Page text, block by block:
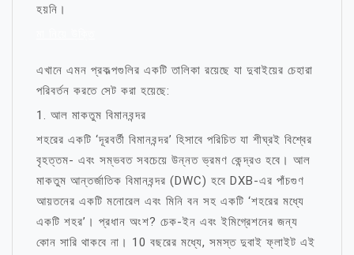
হয়নি।
এখানে এমন প্রকল্পগুলির একটি তালিকা রয়েছে যা দুবাইয়ের চেহারা
পরিবর্তন করতে সেট করা হয়েছে:
1. আল মাকতুম বিমানবন্দর
শহরের একটি ‘দূরবর্তী বিমানবন্দর’ হিসাবে পরিচিত যা শীঘ্রই বিশ্বের
বৃহত্তম- এবং সম্ভবত সবচেয়ে উন্নত ভ্রমণ কেন্দ্রও হবে। আল
মাকতুম আন্তর্জাতিক বিমানবন্দর (DWC) হবে DXB-এর পাঁচগুণ
আয়তনের একটি মনোরেল এবং মিনি বন সহ একটি ‘শহরের মধ্যে
একটি শহর’। প্রধান অংশ? চেক-ইন এবং ইমিগ্রেশনের জন্য
কোন সারি থাকবে না। 10 বছরের মধ্যে, সমস্ত দুবাই ফ্লাইট এই